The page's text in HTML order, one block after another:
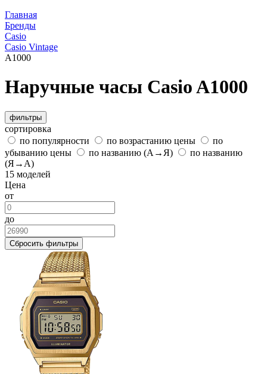
Главная
Бренды
Casio
Casio Vintage
A1000
Наручные часы Casio A1000
фильтры
сортировка
по популярности
по возрастанию цены
по
убыванию цены
по названию (А→Я)
по названию
(Я→А)
15 моделей
Цена
от
до
Сбросить фильтры